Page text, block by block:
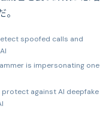
spoofed calls and
is impersonating one
against AI deepfake